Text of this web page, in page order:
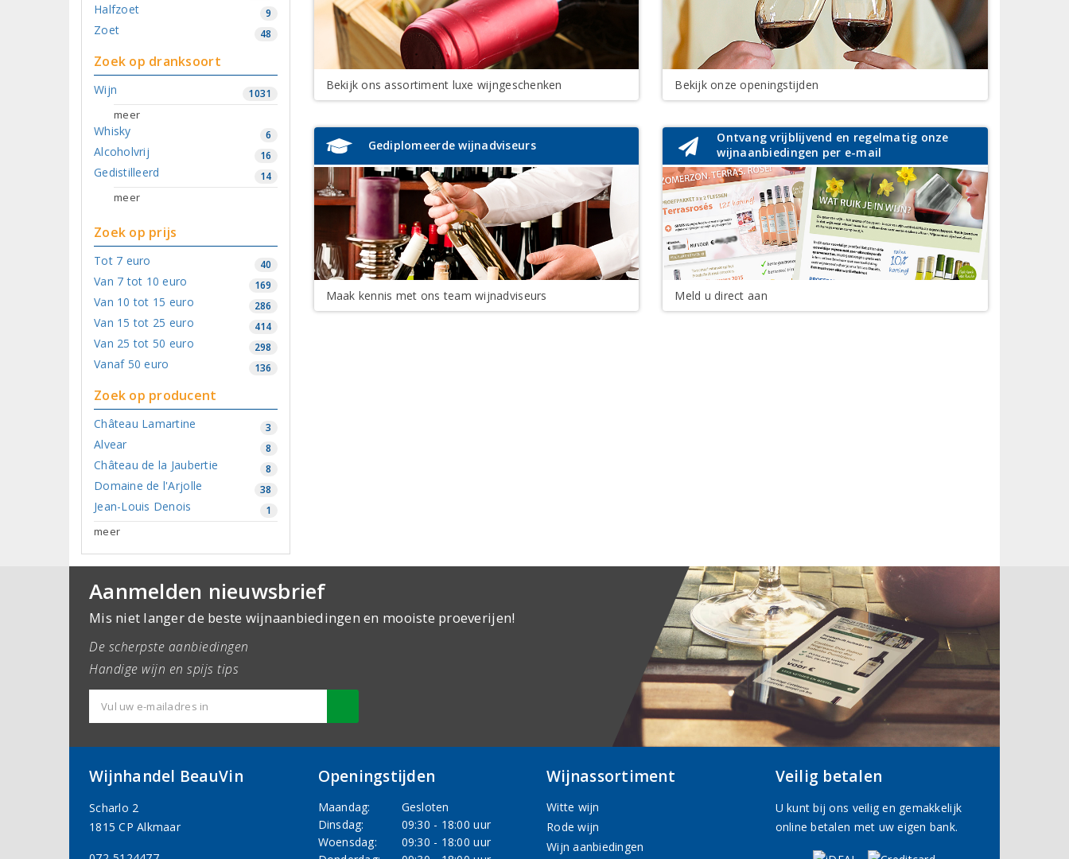
Halfzoet 9
Zoet 48
Zoek op dranksoort
Wijn 1031
meer
Whisky 6
Alcoholvrij 16
Gedistilleerd 14
meer
Zoek op prijs
Tot 7 euro 40
Van 7 tot 10 euro 169
Van 10 tot 15 euro 286
Van 15 tot 25 euro 414
Van 25 tot 50 euro 298
Vanaf 50 euro 136
Zoek op producent
Château Lamartine 3
Alvear 8
Château de la Jaubertie 8
Domaine de l'Arjolle 38
Jean-Louis Denois 1
meer
Bekijk ons assortiment luxe wijngeschenken Bekijk onze openingstijden
Gediplomeerde wijnadviseurs
Maak kennis met ons team wijnadviseurs
Ontvang vrijblijvend en regelmatig onze
wijnaanbiedingen per e-mail
Meld u direct aan
Aanmelden nieuwsbrief
Mis niet langer de beste wijnaanbiedingen en mooiste proeverijen!
De scherpste aanbiedingen
Handige wijn en spijs tips
Wijnhandel BeauVin
Scharlo 2
1815 CP Alkmaar
Openingstijden
Maandag:
Gesloten
Dinsdag:
09:30 - 18:00 uur
Woensdag:
09:30 - 18:00 uur
Wijnassortiment
Witte wijn
Rode wijn
Wijn aanbiedingen
Veilig betalen
U kunt bij ons veilig en gemakkelijk
online betalen met uw eigen bank.